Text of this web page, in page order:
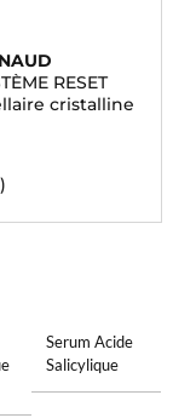
RESET
cristalline
Serum Acide
Salicylique